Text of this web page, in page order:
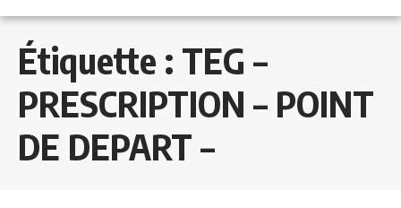
Étiquette : TEG –
PRESCRIPTION – POINT
DE DEPART –